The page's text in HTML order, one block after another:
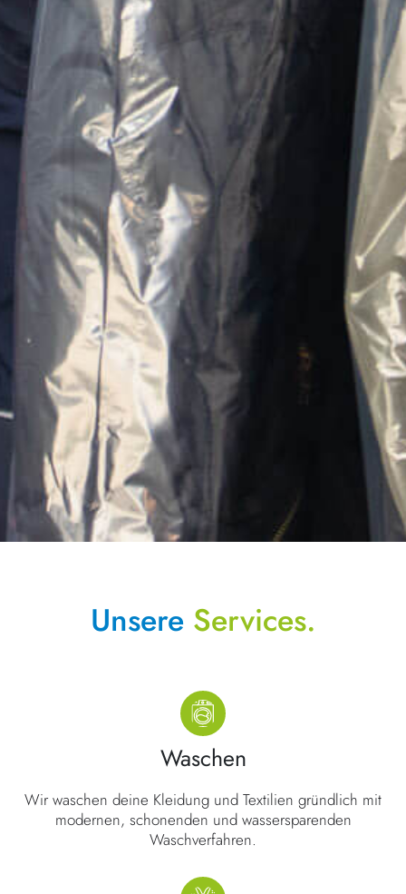
Unsere Services.
Waschen
Wir waschen deine Kleidung und Textilien gründlich mit
modernen, schonenden und wassersparenden
Waschverfahren.